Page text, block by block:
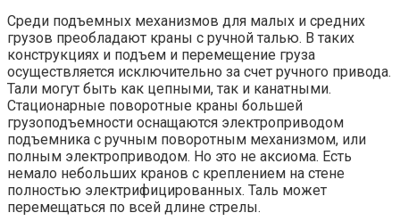
Среди подъемных механизмов для малых и средних
грузов преобладают краны с ручной талью. В таких
конструкциях и подъем и перемещение груза
осуществляется исключительно за счет ручного привода.
Тали могут быть как цепными, так и канатными.
Стационарные поворотные краны большей
грузоподъемности оснащаются электроприводом
подъемника с ручным поворотным механизмом, или
полным электроприводом. Но это не аксиома. Есть
немало небольших кранов с креплением на стене
полностью электрифицированных. Таль может
перемещаться по всей длине стрелы.